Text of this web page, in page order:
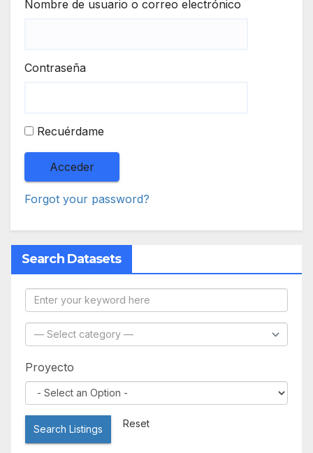
Nombre de usuario o correo electrónico
Contraseña
Recuérdame
Forgot your password?
Search Datasets
Proyecto
Search Listings Reset